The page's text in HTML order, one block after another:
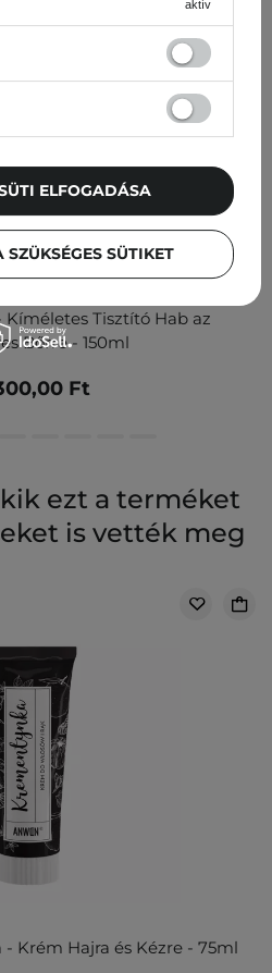
Tisztító Hab az
Bőrre - 150ml
Ft
ezt a terméket
is vették meg
Krém Hajra és Kézre - 75ml
aktív
SÜTIKET
ELFOGADÁSA